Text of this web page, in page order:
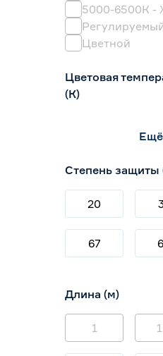
5000-6500К -
Цветной
Цветовая
(К)
2700-3000
3800-4200
4000
Степень защиты
20
67
Длина (м)
1